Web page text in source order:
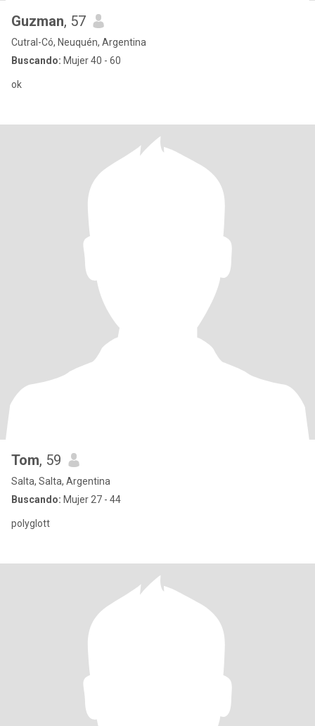
Guzman, 57
Cutral-Có, Neuquén, Argentina
Buscando: Mujer 40 - 60
ok
Tom, 59
Salta, Salta, Argentina
Buscando: Mujer 27 - 44
polyglott